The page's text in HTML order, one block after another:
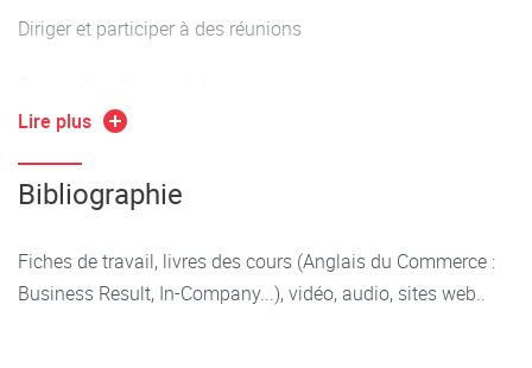
Diriger et participer à des réunions
Le "Small Talk" dans un contexte professionnel
Lire plus
Bibliographie
Fiches de travail, livres des cours (Anglais du Commerce :
Business Result, In-Company...), vidéo, audio, sites web..